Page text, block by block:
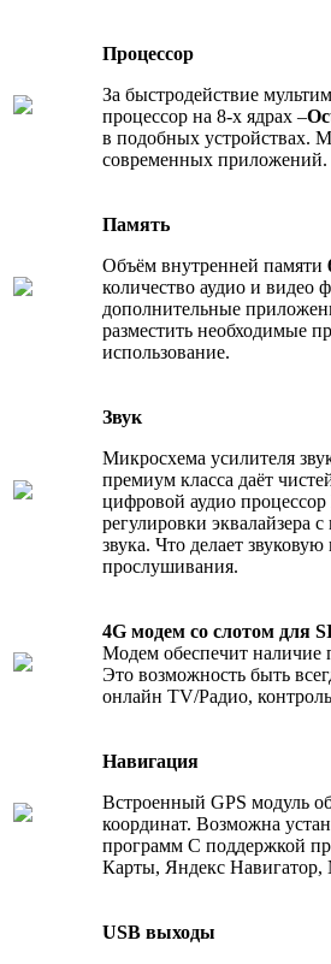
Процессор
За быстродействие
процессор на 8‑х ядрах –
в подобных устройствах.
современных приложений.
Память
Объём внутренней памяти
количество аудио и видео
дополнительные
разместить необходимые
использование.
Звук
Микросхема усилителя
премиум класса даёт
цифровой аудио процессор
регулировки эквалайзера
звука. Что делает
прослушивания.
4G модем со слотом для
Модем обеспечит наличие
Это возможность быть
онлайн TV/Радио,
Навигация
Встроенный GPS модуль
координат. Возможна
программ С поддержкой
Карты, Яндекс Навигатор,
USB выходы